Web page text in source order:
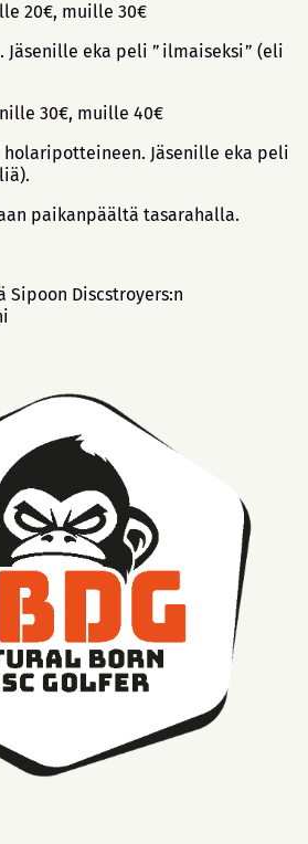
20€, muille 30€
Jäsenille eka peli ”ilmaiseksi” (eli
30€, muille 40€
holaripotteineen. Jäsenille eka peli
paikanpäältä tasarahalla.
Sipoon Discstroyers:n